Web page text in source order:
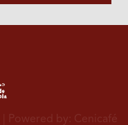
| Powered by: Cenicafé